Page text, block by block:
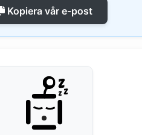
Kopiera vår e-post